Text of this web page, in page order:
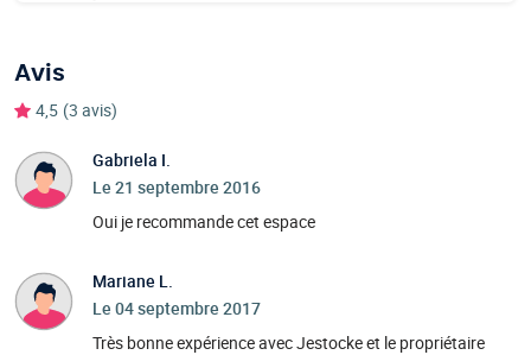
Avis
4,5 (3 avis)
Gabriela I.
Le 21 septembre 2016
Oui je recommande cet espace
Mariane L.
Le 04 septembre 2017
Très bonne expérience avec Jestocke et le propriétaire